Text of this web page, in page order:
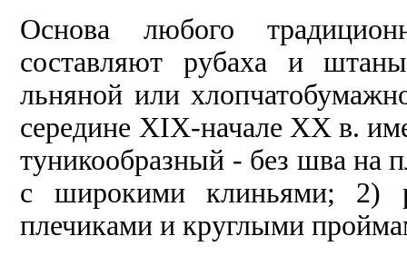
Основа любого
составляют рубаха и
льняной или
середине XIX-начале ХХ в.
туникообразный - без шва на
с широкими клиньями; 2)
плечиками и круглыми